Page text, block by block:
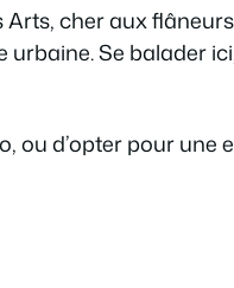
cher aux
Se balader
ou d’opter pour une